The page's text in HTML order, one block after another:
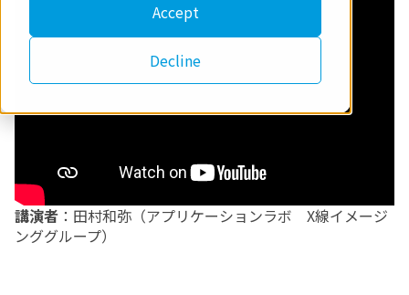
Accept
Decline
講演者 ：田村和弥（アプリケーションラボ X線イメージ
ンググループ）